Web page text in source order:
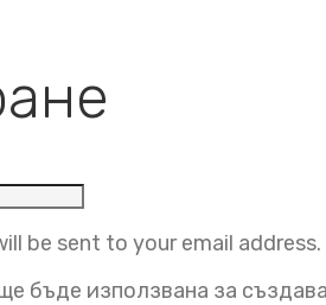
be sent to your email address.
бъде използвана за